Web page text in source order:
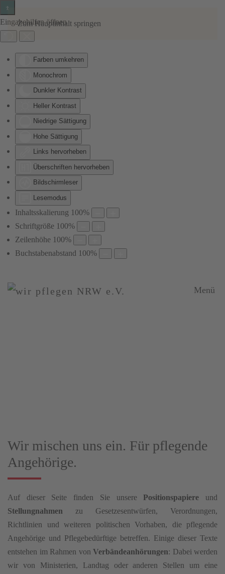
Eingabehilfen öffnen
Farben umkehren
Monochrom
Dunkler Kontrast
Heller Kontrast
Niedrige Sättigung
Hohe Sättigung
Links hervorheben
Überschriften hervorheben
Bildschirmleser
Lesemodus
Inhaltsskalierung 100%
Schriftgröße 100%
Zeilenhöhe 100%
Buchstabenabstand 100%
Zum Hauptinhalt springen
Menü
Wir mischen uns ein. Für pflegende
Angehörige.
Auf dieser Seite finden Sie unserePositionspapiere und
Stellungnahmen zu Gesetzesentwürfen, Verordnungen,
Richtlinien und weiteren politischen Vorhaben, die pflegende
Angehörige und Pflegebedürftige betreffen. Einige dieser Texte
entstehen im Rahmen von Verbändeanhörungen: Dabei werden
wir von Ministerien, Landtag oder anderen Stellen um eine